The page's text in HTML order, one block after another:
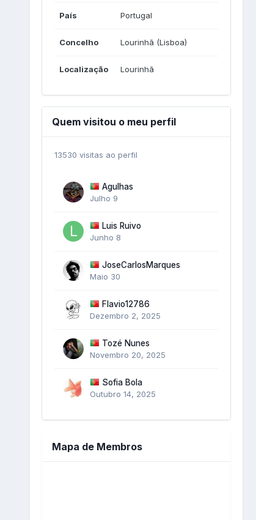
País Portugal
Concelho Lourinhã (Lisboa)
Localização Lourinhã
Quem visitou o meu perfil
13530 visitas ao perfil
Agulhas
Julho 9
Luis Ruivo
Junho 8
JoseCarlosMarques
Maio 30
Flavio12786
Dezembro 2, 2025
Tozé Nunes
Novembro 20, 2025
Sofia Bola
Outubro 14, 2025
Mapa de Membros